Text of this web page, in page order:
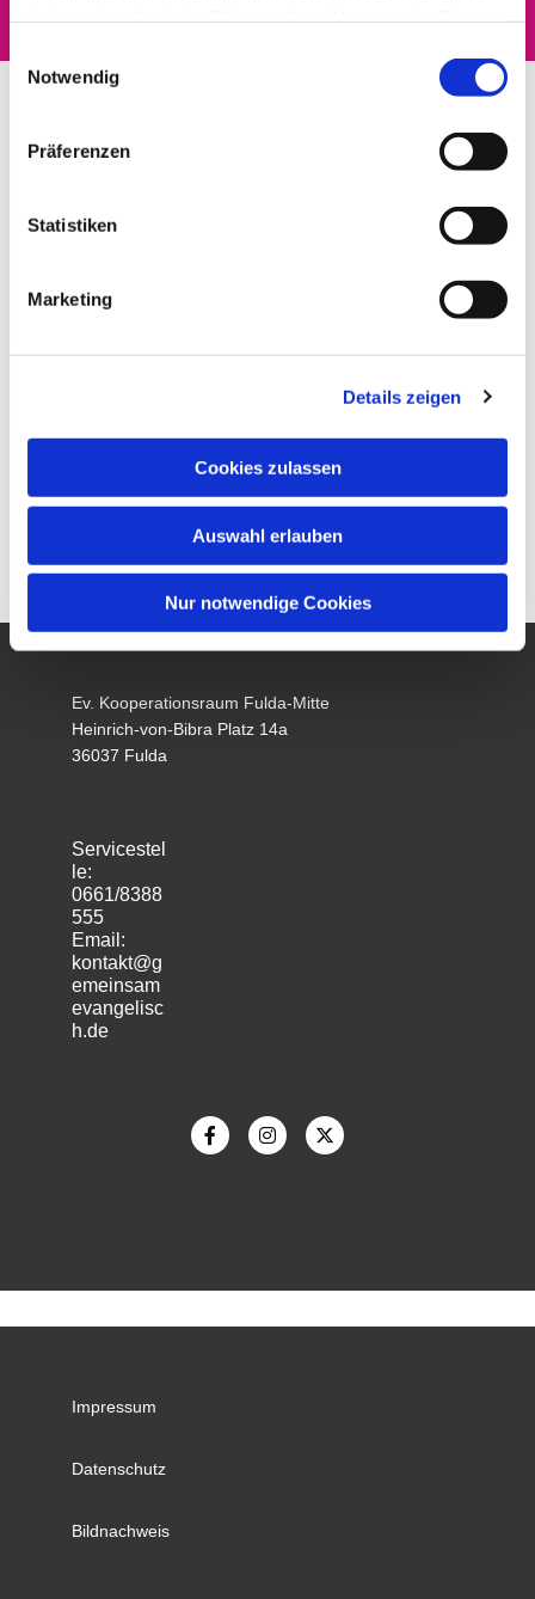
Notwendig
Präferenzen
Statistiken
Marketing
Details zeigen
Cookies zulassen
Auswahl erlauben
Nur notwendige Cookies
Ev. Kooperationsraum Fulda-Mitte
Heinrich-von-Bibra Platz 14a
36037 Fulda
Servicestel
le:
0661/8388
555
Email:
kontakt@g
emeinsam
evangelisc
h.de
Impressum
Datenschutz
Bildnachweis